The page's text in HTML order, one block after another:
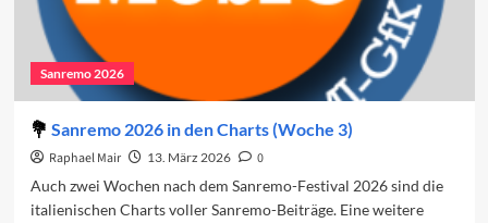
Sanremo 2026
Sanremo 2026 in den Charts (Woche 3)
Raphael Mair 13. März 2026
0
Auch zwei Wochen nach dem Sanremo-Festival 2026 sind die
italienischen Charts voller Sanremo-Beiträge. Eine weitere